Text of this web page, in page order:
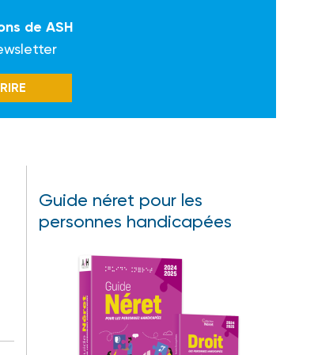
de ASH
Guide néret pour les
personnes handicapées